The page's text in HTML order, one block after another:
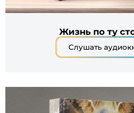
Жизнь по ту
Слушать